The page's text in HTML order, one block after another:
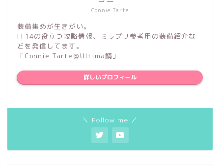
Connie Tarte
装備集めが生きがい。
FF14の役立つ攻略情報、ミラプリ参考用の装備紹介な
どを発信してます。
「Connie Tarte＠Ultima鯖」
詳しいプロフィール
＼ Follow me ／